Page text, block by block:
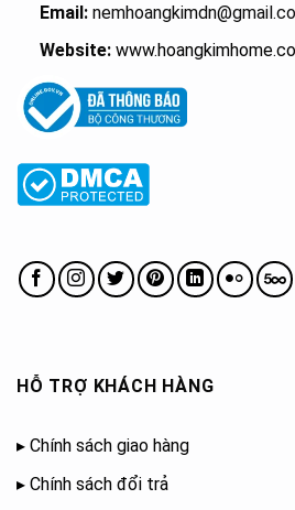
Email:
Website:
HỖ TRỢ KHÁCH HÀNG
▸ Chính sách giao hàng
▸ Chính sách đổi trả